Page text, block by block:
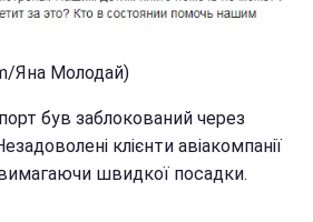
Яна Молодай)
був заблокований через
клієнти авіакомпанії
швидкої посадки.